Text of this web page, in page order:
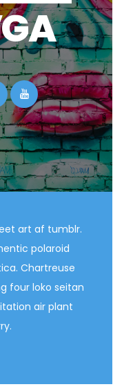
art af tumblr.
polaroid
Chartreuse
four loko seitan
air plant